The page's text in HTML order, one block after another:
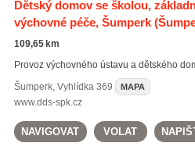
Dětský domov se školou,
výchovné péče, Šumperk
109,65 km
Provoz výchovného ústavu a dětského
Šumperk, Vyhlídka 369 MAPA
www.dds-spk.cz
NAVIGOVAT VOLAT